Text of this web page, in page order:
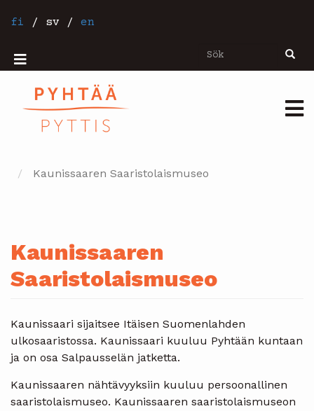
tillfi / sv / en
Sök Sök
Mobiilivalikko
Kaunissaaren Saaristolaismuseo
Kaunissaaren
Saaristolaismuseo
Kaunissaari sijaitsee Itäisen Suomenlahden
ulkosaaristossa. Kaunissaari kuuluu Pyhtään kuntaan
ja on osa Salpausselän jatketta.
Kaunissaaren nähtävyyksiin kuuluu persoonallinen
saaristolaismuseo. Kaunissaaren saaristolaismuseon